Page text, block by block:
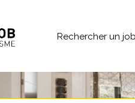
Rechercher un job